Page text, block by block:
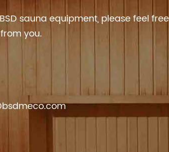
sauna equipment, please feel
you.